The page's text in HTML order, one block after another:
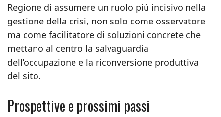
Regione di assumere un ruolo più incisivo nella
gestione della crisi, non solo come osservatore
ma come facilitatore di soluzioni concrete che
mettano al centro la salvaguardia
dell’occupazione e la riconversione produttiva
del sito.
Prospettive e prossimi passi